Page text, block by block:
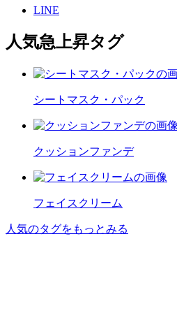
LINE
人気急上昇タグ
シートマスク・パック
クッションファンデ
フェイスクリーム
人気のタグをもっとみる